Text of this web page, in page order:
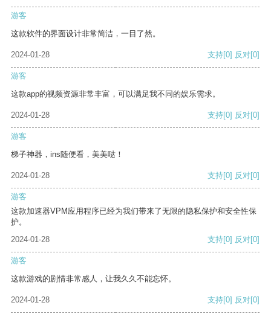
游客
这款软件的界面设计非常简洁，一目了然。
2024-01-28 支持[0] 反对[0]
游客
这款app的视频资源非常丰富，可以满足我不同的娱乐需求。
2024-01-28 支持[0] 反对[0]
游客
梯子神器，ins随便看，美美哒！
2024-01-28 支持[0] 反对[0]
游客
这款加速器VPM应用程序已经为我们带来了无限的隐私保护和安全性保
护。
2024-01-28
支持[0] 反对[0]
游客
这款游戏的剧情非常感人，让我久久不能忘怀。
2024-01-28 支持[0] 反对[0]